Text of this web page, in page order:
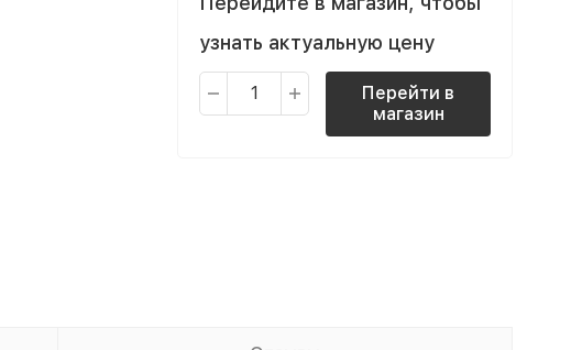
узнать актуальную цену
Перейти в
магазин